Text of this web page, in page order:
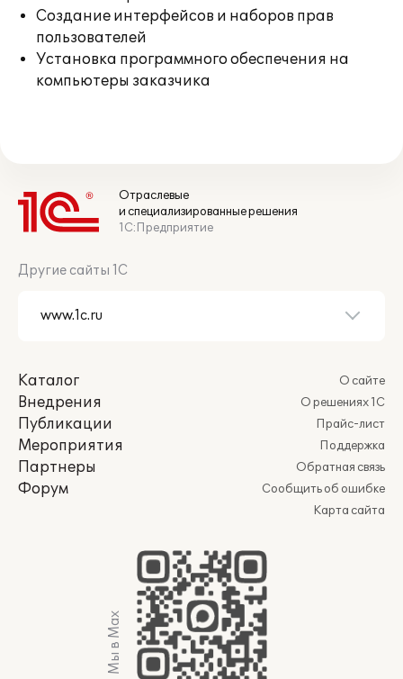
Создание интерфейсов и наборов прав
пользователей
Установка программного обеспечения на
компьютеры заказчика
Отраслевые
и специализированные решения
1С:Предприятие
Другие сайты 1С
Каталог
Внедрения
Публикации
Мероприятия
Партнеры
Форум
О сайте
О решениях 1С
Прайс-лист
Поддержка
Обратная связь
Сообщить об ошибке
Карта сайта
Мы в Max